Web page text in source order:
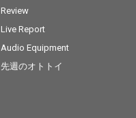
Review
Live Report
Audio Equipment
先週のオトトイ